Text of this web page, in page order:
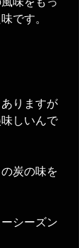
です。
りますが
しいんで
炭の味を
シーズン